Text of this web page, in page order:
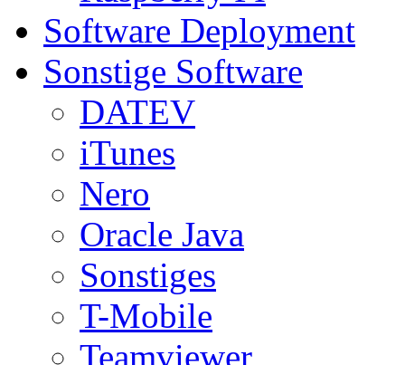
Software Deployment
Sonstige Software
DATEV
iTunes
Nero
Oracle Java
Sonstiges
T-Mobile
Teamviewer